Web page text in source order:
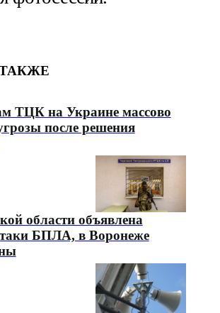
ТЦК на Украине массово
после решения
области объявлена
БПЛА, в Воронеже